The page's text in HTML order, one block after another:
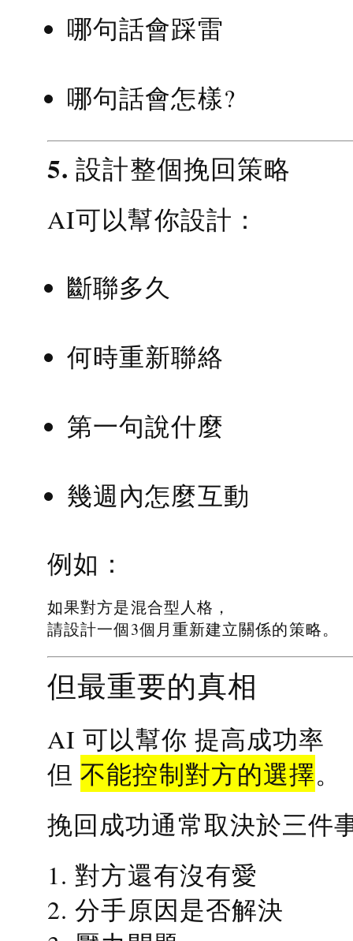
哪句話會踩雷
哪句話會怎樣?
5. 設計整個挽回策略
AI可以幫你設計：
斷聯多久
何時重新聯絡
第一句說什麼
幾週內怎麼互動
例如：
如果對方是混合型人格，
請設計一個3個月重新建立關係的策略。
但最重要的真相
AI 可以幫你 提高成功率
但不能控制對方的選擇。
挽回成功通常取決於三件
1. 對方還有沒有愛
2. 分手原因是否解決